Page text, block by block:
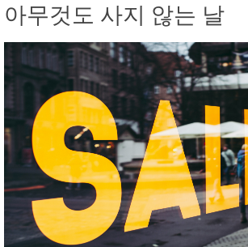
아무것도 사지 않는 날